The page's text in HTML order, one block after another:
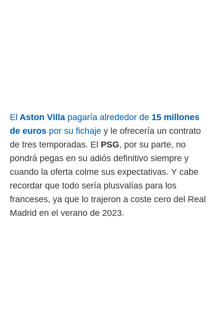
El Aston Villa pagaría alrededor de 15 millones
de euros por su fichaje y le ofrecería un contrato
de tres temporadas. El PSG, por su parte, no
pondrá pegas en su adiós definitivo siempre y
cuando la oferta colme sus expectativas. Y cabe
recordar que todo sería plusvalías para los
franceses, ya que lo trajeron a coste cero del Real
Madrid en el verano de 2023.